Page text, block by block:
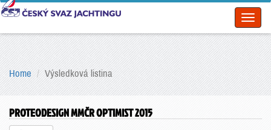
Home Výsledková listina
PROTEODESIGN MMČR OPTIMIST 2015